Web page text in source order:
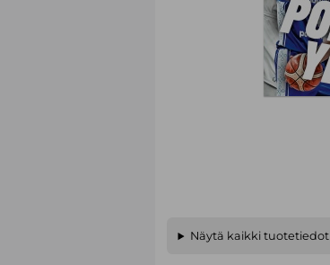
Näytä kaikki tuotetiedot